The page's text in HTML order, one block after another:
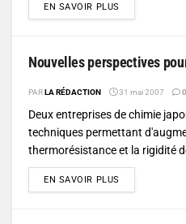
EN SAVOIR PLUS
Nouvelles perspectives
PARLA RÉDACTION 31 mai 2007 0
Deux entreprises de chimie
techniques permettant
thermorésistance et la rigidité
EN SAVOIR PLUS